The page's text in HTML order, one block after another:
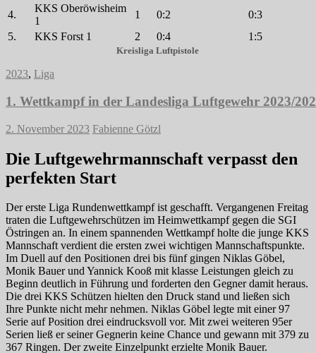
4.
KKS Oberöwisheim
1
1 0:2
0:3
5.
KKS Forst 1 2 0:4 1:5
Kreisliga Luftpistole
2023, Liga
1. Wettkampf in der Landesliga Luftgewehr 2023/
2. November 2023 Fabienne Götzl
Die Luftgewehrmannschaft verpasst den
perfekten Start
Der erste Liga Rundenwettkampf ist geschafft. Vergangenen Freitag
traten die Luftgewehrschützen im Heimwettkampf gegen die SGI
Östringen an. In einem spannenden Wettkampf holte die junge KKS
Mannschaft verdient die ersten zwei wichtigen Mannschaftspunkte.
Im Duell auf den Positionen drei bis fünf gingen Niklas Göbel,
Monik Bauer und Yannick Kooß mit klasse Leistungen gleich zu
Beginn deutlich in Führung und forderten den Gegner damit heraus.
Die drei KKS Schützen hielten den Druck stand und ließen sich
Ihre Punkte nicht mehr nehmen. Niklas Göbel legte mit einer 97
Serie auf Position drei eindrucksvoll vor. Mit zwei weiteren 95er
Serien ließ er seiner Gegnerin keine Chance und gewann mit 379 zu
367 Ringen. Der zweite Einzelpunkt erzielte Monik Bauer.